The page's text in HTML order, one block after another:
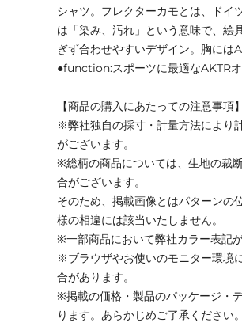
シャツ。フレクターカモとは、ドイ
は「染み、汚れ」という意味で、絵
ぎず合わせやすいデザイン。胸には
●function:スポーツに最適なAKTRオ
【商品の購入にあたっての注意事項】
※弊社独自の採寸・計量方法により
がございます。
※総柄の商品については、生地の裁
合がございます。
そのため、掲載画像とはパターンの
様の相違には該当いたしません。
※一部商品において弊社カラー表記
※ブラウザやお使いのモニター環境
合があります。
※掲載の価格・製品のパッケージ・
ります。あらかじめご了承ください。